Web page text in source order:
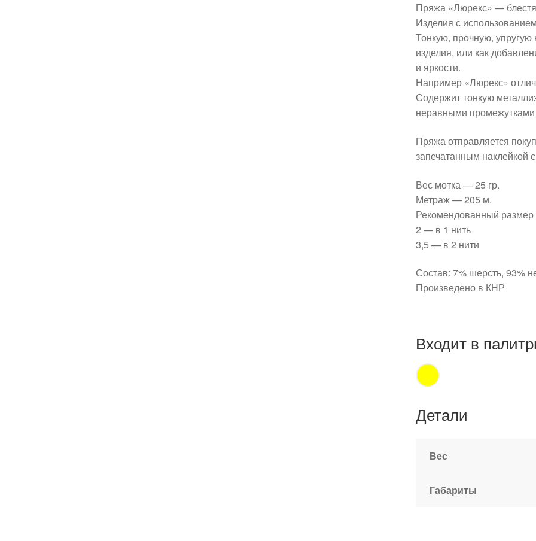
Пряжа «Люрекс» —
Изделия с
Тонкую, прочную, упругую
изделия, или как
и яркости.
Например «Люрекс»
Содержит тонкую
неравными
Пряжа отправляется
запечатанным наклейкой
Вес мотка — 25 гр.
Метраж — 205 м.
Рекомендованный размер
2 — в 1 нить
3,5 — в 2 нити
Состав: 7% шерсть, 93%
Произведено в КНР
Входит в
Детали
Вес
Габариты